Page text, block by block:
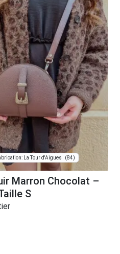
La Tour d'Aigues (84)
Marron Chocolat –
S